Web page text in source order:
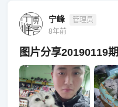
宁峰
管理员
8年前
图片分享20190119期